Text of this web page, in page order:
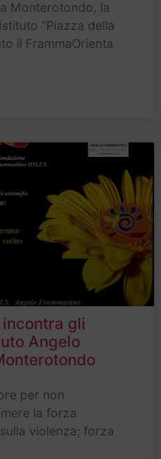
Monterotondo, la
“Piazza della
il FrammaOrienta
gli
Angelo
per non
la forza
sulla violenza; forza